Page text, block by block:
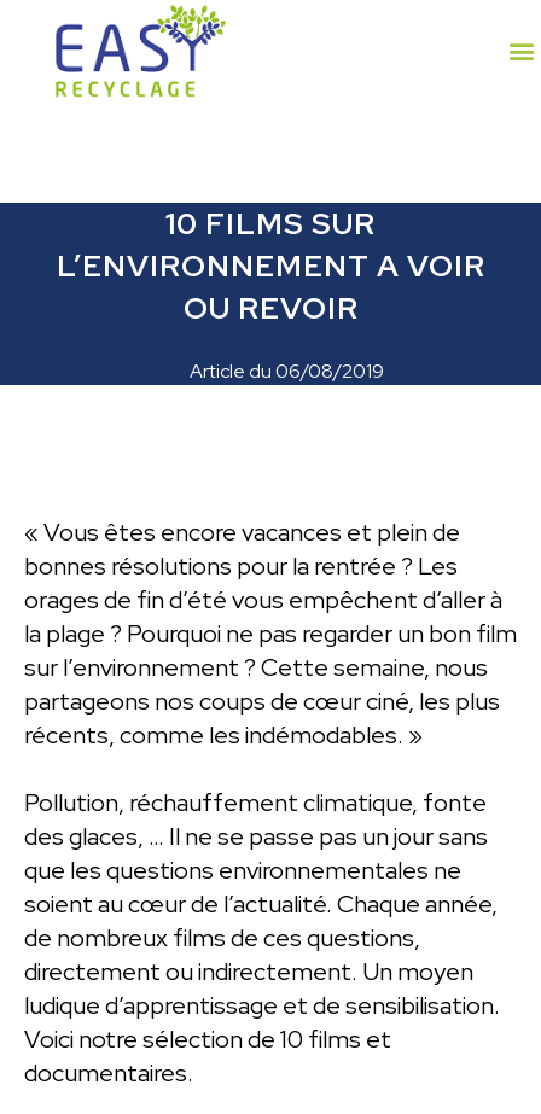
10 FILMS SUR
L’ENVIRONNEMENT A VOIR
OU REVOIR
Article du06/08/2019
« Vous êtes encore vacances et plein de
bonnes résolutions pour la rentrée ? Les
orages de fin d’été vous empêchent d’aller à
la plage ? Pourquoi ne pas regarder un bon film
sur l’environnement ? Cette semaine, nous
partageons nos coups de cœur ciné, les plus
récents, comme les indémodables. »
Pollution, réchauffement climatique, fonte
des glaces, … Il ne se passe pas un jour sans
que les questions environnementales ne
soient au cœur de l’actualité. Chaque année,
de nombreux films de ces questions,
directement ou indirectement. Un moyen
ludique d’apprentissage et de sensibilisation.
Voici notre sélection de 10 films et
documentaires.